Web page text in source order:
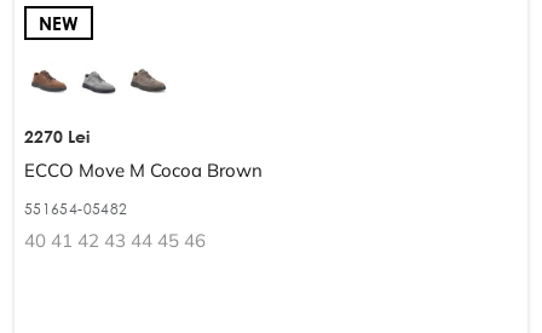
NEW
2270 Lei
ECCO Move M Cocoa Brown
551654-05482
40 41 42 43 44 45 46